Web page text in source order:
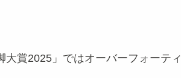
賞2025」ではオーバーフォーテ